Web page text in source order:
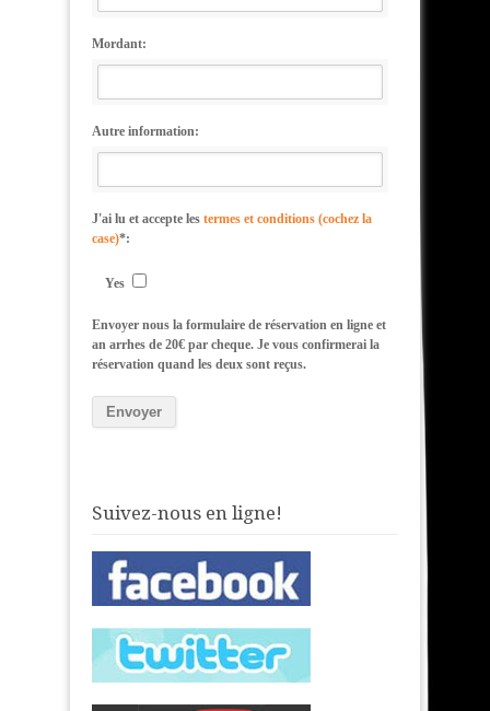
Mordant:
Autre information:
J'ai lu et accepte les termes et conditions (cochez la
case)*:
Yes
Envoyer nous la formulaire de réservation en ligne et
an arrhes de 20€ par cheque. Je vous confirmerai la
réservation quand les deux sont reçus.
Suivez-nous en ligne!